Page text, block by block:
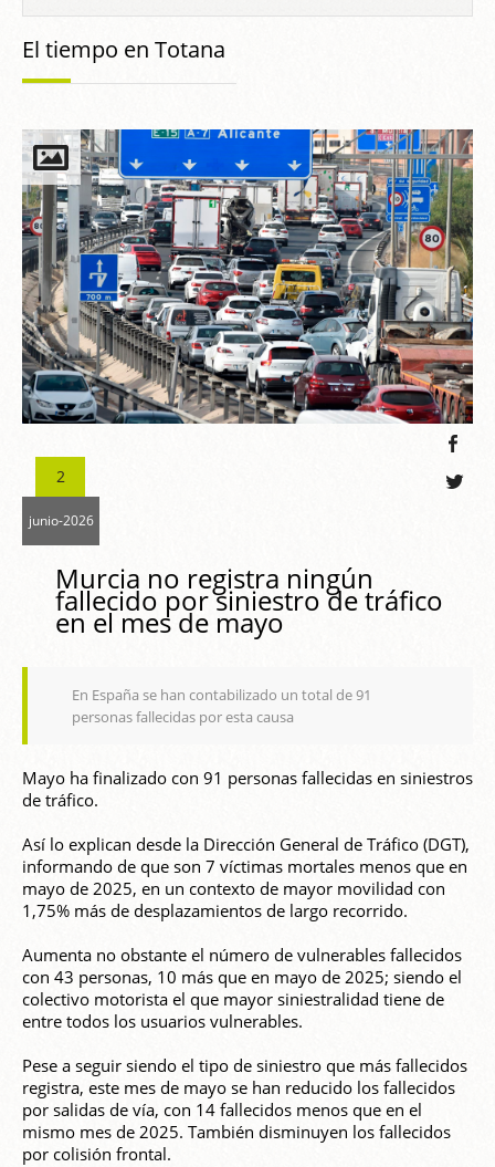
2
junio-2026
Murcia no registra ningún
fallecido por siniestro de tráfico
en el mes de mayo
En España se han contabilizado un total de 91
personas fallecidas por esta causa
Mayo ha finalizado con 91 personas fallecidas en siniestros
de tráfico.
Así lo explican desde la Dirección General de Tráfico (DGT),
informando de que son 7 víctimas mortales menos que en
mayo de 2025, en un contexto de mayor movilidad con
1,75% más de desplazamientos de largo recorrido.
Aumenta no obstante el número de vulnerables fallecidos
con 43 personas, 10 más que en mayo de 2025; siendo el
colectivo motorista el que mayor siniestralidad tiene de
entre todos los usuarios vulnerables.
Pese a seguir siendo el tipo de siniestro que más fallecidos
registra, este mes de mayo se han reducido los fallecidos
por salidas de vía, con 14 fallecidos menos que en el
mismo mes de 2025. También disminuyen los fallecidos
por colisión frontal.
El tiempo en Totana